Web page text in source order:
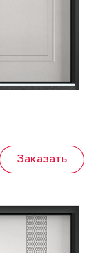
Заказать